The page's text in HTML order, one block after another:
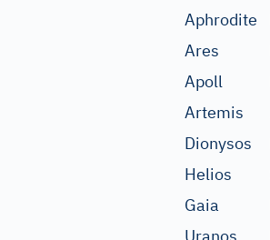
Aphrodite
Ares
Apoll
Artemis
Dionysos
Helios
Gaia